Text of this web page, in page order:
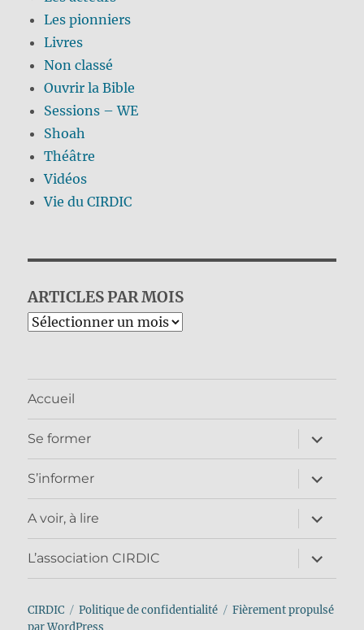
Les pionniers
Livres
Non classé
Ouvrir la Bible
Sessions – WE
Shoah
Théâtre
Vidéos
Vie du CIRDIC
ARTICLES PAR MOIS
Archives
Accueil
Se former
ouvrir
le
sous-
menu
S’informer
ouvrir
le
sous-
menu
A voir, à lire
ouvrir
le
sous-
menu
L’association CIRDIC
ouvrir
le
sous-
CIRDIC Politique de confidentialité
Fièrement propulsé
par WordPress